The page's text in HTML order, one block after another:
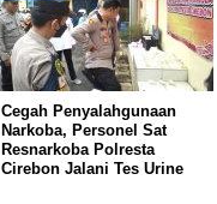
Cegah Penyalahgunaan
Narkoba, Personel Sat
Resnarkoba Polresta
Cirebon Jalani Tes Urine